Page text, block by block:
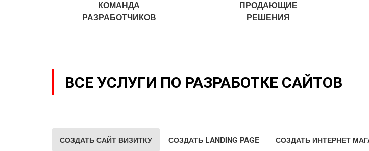
КОМАНДА
РАЗРАБОТЧИКОВ
ПРОДАЮЩИЕ
РЕШЕНИЯ
ВСЕ УСЛУГИ ПО РАЗРАБОТКЕ САЙТОВ
СОЗДАТЬ САЙТ ВИЗИТКУ СОЗДАТЬ LANDING PAGE СОЗДАТЬ ИНТЕРНЕТ